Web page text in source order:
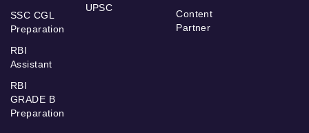
SSC CGL
Preparation
RBI
Assistant
RBI
GRADE B
Preparation
UPSC
Content
Partner